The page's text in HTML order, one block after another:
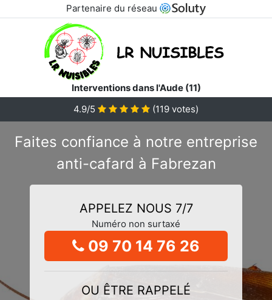
Partenaire du réseau
Interventions dans l'Aude (11)
4.9/5
(119 votes)
Faites confiance à notre entreprise
anti-cafard à Fabrezan
APPELEZ NOUS 7/7
Numéro non surtaxé
09 70 14 76 26
OU ÊTRE RAPPELÉ